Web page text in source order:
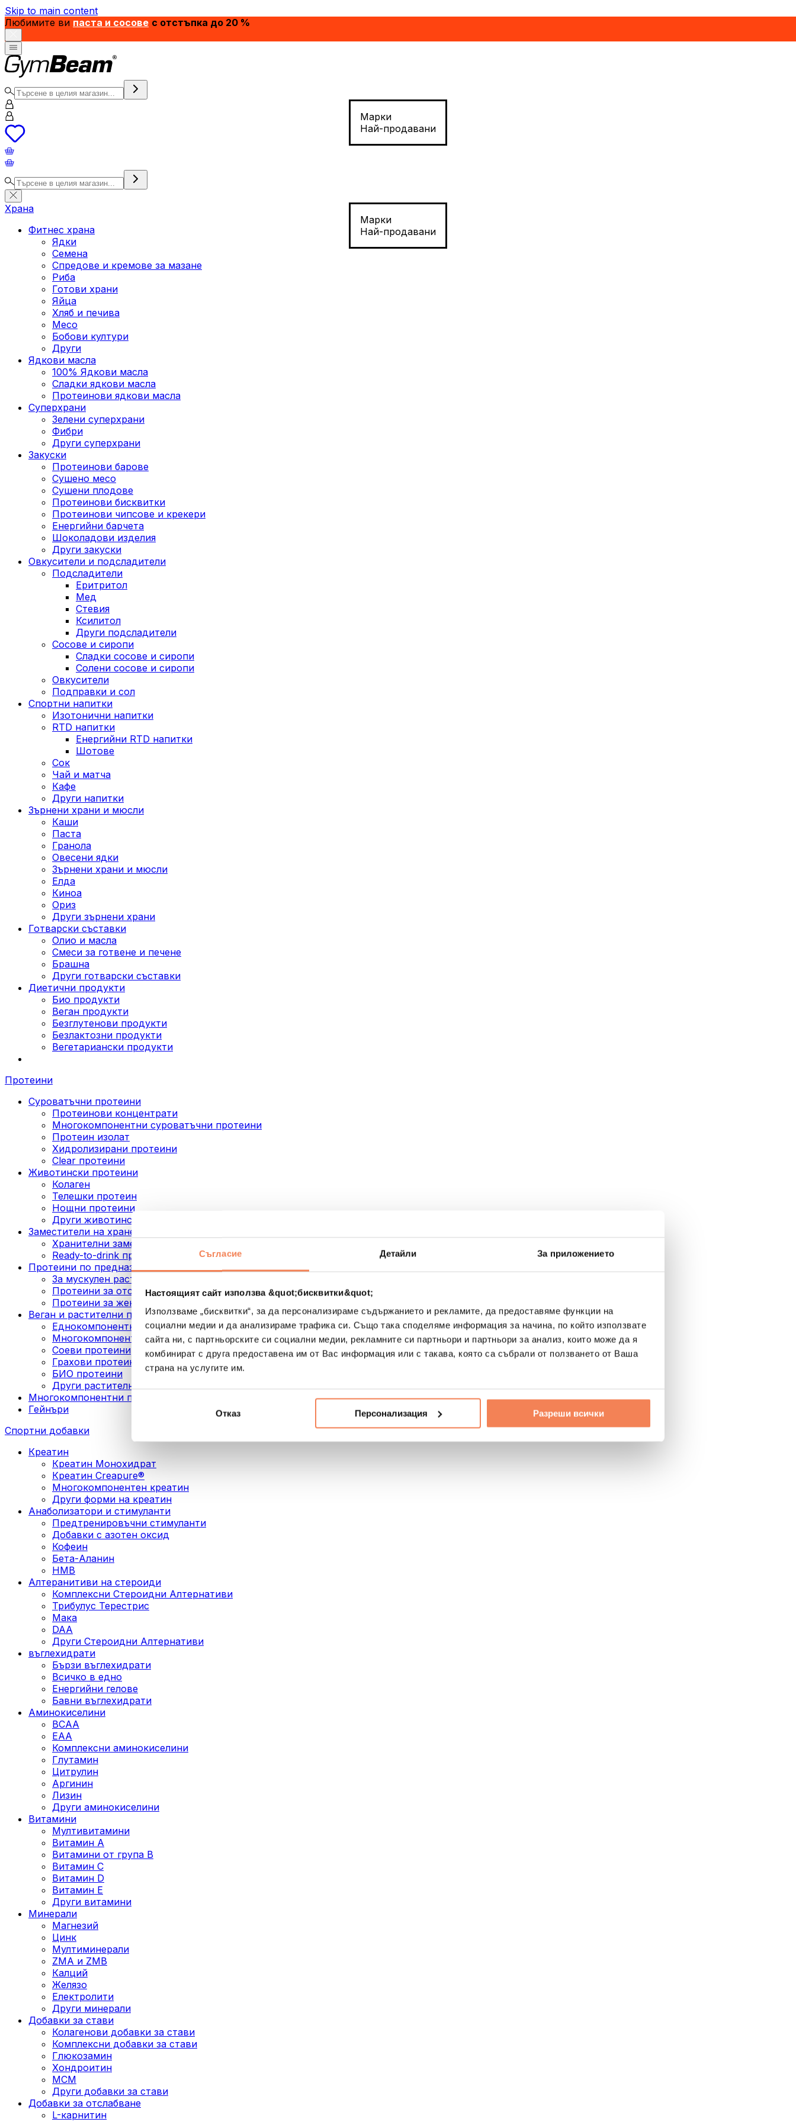
Съгласие Детайли За приложението
Настоящият сайт използва &quot;бисквитки&quot;
Използваме „бисквитки“, за да персонализираме съдържанието и рекламите, да предоставяме функции на
социални медии и да анализираме трафика си. Също така споделяме информация за начина, по който използвате
сайта ни, с партньорските си социални медии, рекламните си партньори и партньори за анализ, които може да я
комбинират с друга предоставена им от Вас информация или с такава, която са събрали от ползването от Ваша
страна на услугите им.
Отказ Персонализация Разреши всички
Skip to main content
Любимите ви паста и сосове с отстъпка до 20 %
Марки
Най-продавани
Марки
Най-продавани
Храна
Фитнес храна
Ядки
Семена
Спредове и кремове за мазане
Риба
Готови храни
Яйца
Хляб и печива
Месо
Бобови култури
Други
Ядкови масла
100% Ядкови масла
Сладки ядкови масла
Протеинови ядкови масла
Суперхрани
Зелени суперхрани
Фибри
Други суперхрани
3акуски
Протеинови бaрове
Сушено месо
Сушени плодове
Протеинови бисквитки
Протеинови чипсове и крекери
Енергийни барчета
Шоколадови изделия
Други закуски
Овкусители и подсладители
Подсладители
Еритритол
Мед
Стевия
Ксилитол
Други подсладители
Сосове и сиропи
Сладки сосове и сиропи
Солени сосове и сиропи
Овкусители
Подправки и сол
Спортни напитки
Изотонични напитки
RTD напитки
Енергийни RTD напитки
Шотове
Сок
Чай и матча
Кафе
Други напитки
Зърнени храни и мюсли
Каши
Паста
Гранола
Овесени ядки
Зърнени храни и мюсли
Елда
Киноа
Ориз
Други зърнени храни
Готварски съставки
Олио и масла
Смеси за готвене и печене
Брашна
Други готварски съставки
Диетични продукти
Био продукти
Веган продукти
Безглутенови продукти
Безлактозни продукти
Вегетариански продукти
Протеини
Суроватъчни протеини
Протеинови концентрати
Многокомпонентни суроватъчни протеини
Протеин изолат
Хидролизирани протеини
Clear протеини
Животински протеини
Колаген
Телешки протеин
Нощни протеини
Други животински протеини
Заместители на хранене
Хранителни заместители под формата на прах
Ready-to-drink протеинови напитки
Протеини по предназначение
За мускулен растеж
Протеини за отслабване
Протеини за жени
Веган и растителни протеини
Еднокомпонентни веган протеини
Многокомпонентни веган протеини
Соеви протеини
Грахови протеини
БИО протеини
Други растителни протеини
Многокомпонентни протеини
Гейнъри
Спортни добавки
Креатин
Креатин Монохидрат
Креатин Creapure®
Многокомпонентен креатин
Други форми на креатин
Анаболизатори и стимуланти
Предтренировъчни стимуланти
Добавки с азотен оксид
Кофеин
Бета-Аланин
HMB
Алтеранитиви на стероиди
Комплексни Стероидни Алтернативи
Трибулус Терестрис
Maка
DAA
Други Стероидни Алтернативи
въглехидрати
Бързи въглехидрати
Всичко в едно
Енергийни гелове
Бавни въглехидрати
Аминокиселини
BCAA
EAA
Комплексни аминокиселини
Глутамин
Цитрулин
Аргинин
Лизин
Други аминокиселини
Витамини
Мултивитамини
Витамин А
Витамини от група B
Витамин C
Витамин D
Витамин E
Други витамини
Минерали
Магнезий
Цинк
Мултиминерали
ZMA и ZMB
Калций
Желязо
Електролити
Други минерали
Добавки за стави
Колагенови добавки за стави
Комплексни добавки за стави
Глюкозамин
Хондроитин
МСМ
Други добавки за стави
Добавки за отслабване
L-карнитин